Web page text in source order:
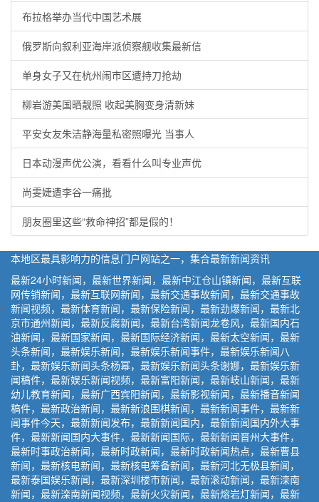
布拉格举办当代中国艺术展
俄罗斯向叙利亚海岸派侦察舰收集最新信
单身女子又在杭州闹市区遭持刀抢劫
柳岩游美国晒靓照 收起美胸变身清新妹
平安女友朱洁静海量私密照曝光 当事人
日本动漫声优公演，看看什么叫专业声优
尚雯婕遭李谷一痛批
朋友圈里这些“救命神招”都是假的！
本地区最具影响力的信息门户网站之一，集合最新新闻资讯
最新24小时新闻，最新世界新闻，最新中江仓山镇新闻，最新互联
网传销新闻，最新互联网新闻，最新交通事故新闻，最新交通事故
新闻视频，最新体育新闻，最新保险新闻，最新劲爆新闻，最新北
京市通州新闻，最新反腐新闻，最新台湾新闻龙卷风，最新国内石
油新闻，最新国家新闻，最新国际经济新闻，最新太空新闻，最新
头条新闻，最新娱乐新闻，最新娱乐新闻事件，最新娱乐新闻八
卦，最新娱乐新闻头条杨幂，最新娱乐新闻头条谢娜，最新娱乐新
闻稿件，最新娱乐新闻视频，最新富阳新闻，最新岐山新闻，最新
幼儿教育新闻，最新广西宾阳新闻，最新影视新闻，最新播音新闻
稿件，最新政治新闻，最新新浪围棋新闻，最新新闻事件，最新新
闻事件今天，最新新闻发布，最新新闻国内，最新新闻国内外大事
件，最新新闻国内大事件，最新新闻国际，最新新闻晋州大事件，
最新时事政治新闻，最新时政新闻，最新时政新闻热点，最新曹县
新闻，最新核电新闻，最新核电筹备新闻，最新河北无极县新闻，
最新泰国娱乐新闻，最新深圳楼市新闻，最新滚动新闻，最新滦南
新闻，最新滦南新闻视频，最新火灾新闻，最新熔岩灯新闻，最新